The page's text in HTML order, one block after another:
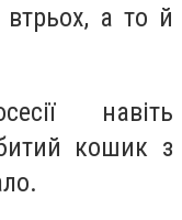
втрьох, а то й
навіть
кошик з